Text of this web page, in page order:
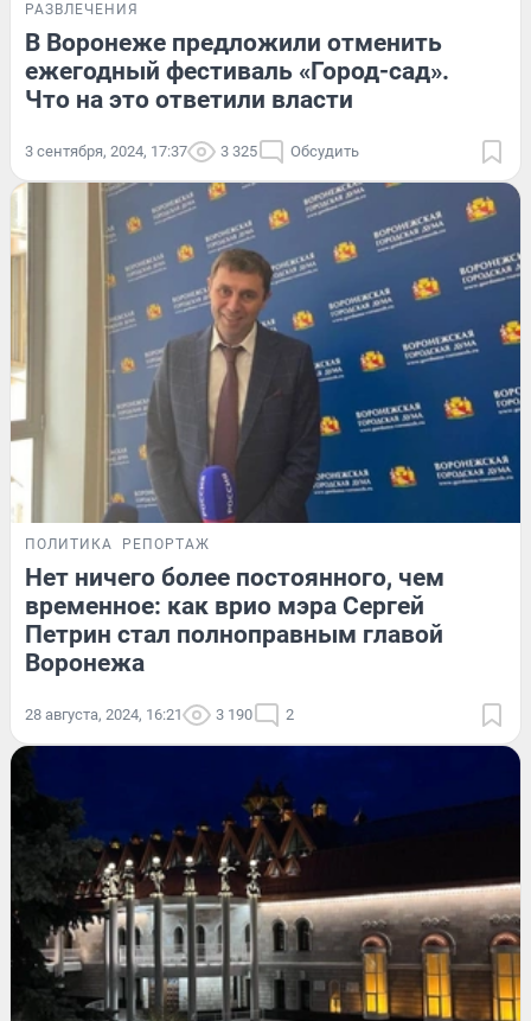
РАЗВЛЕЧЕНИЯ
В Воронеже предложили отменить
ежегодный фестиваль «Город-сад».
Что на это ответили власти
3 сентября, 2024, 17:37 3 325 Обсудить
ПОЛИТИКА РЕПОРТАЖ
Нет ничего более постоянного, чем
временное: как врио мэра Сергей
Петрин стал полноправным главой
Воронежа
28 августа, 2024, 16:21 3 190 2